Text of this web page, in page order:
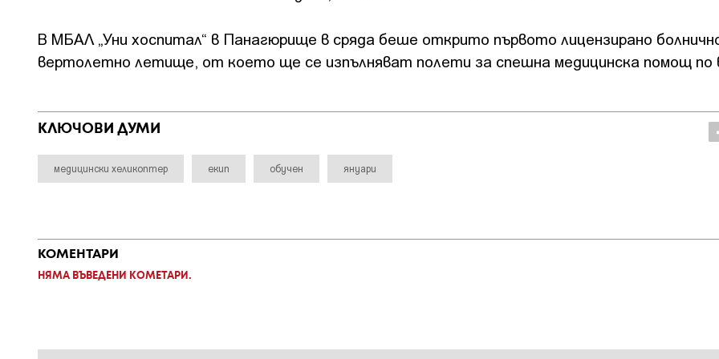
В МБАЛ „Уни хоспитал“ в Панагюрище в сряда беше открито първото лицензирано
вертолетно летище, от което ще се изпълняват полети за спешна медицинска помощ по
КЛЮЧОВИ ДУМИ
медицински хеликоптер екип обучен януари
КОМЕНТАРИ
НЯМА ВЪВЕДЕНИ КОМЕТАРИ.